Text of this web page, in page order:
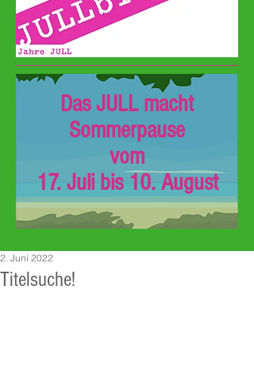
Das JULL macht
Sommerpause
vom
17. Juli bis 10. August
Titelsuche!
2. Juni 2022